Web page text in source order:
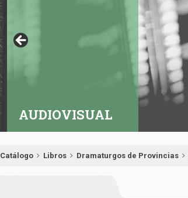
AUDIOVISUAL
Catálogo Libros Dramaturgos de Provincias